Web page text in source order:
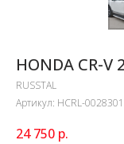
HONDA CR-V
RUSSTAL
Артикул: HCRL-0028301
24 750 р.